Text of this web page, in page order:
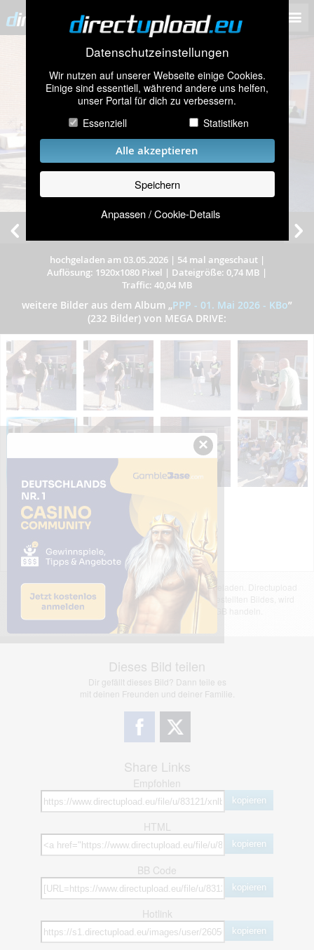
Datenschutzeinstellungen
Wir nutzen auf unserer Webseite einige Cookies.
Einige sind essentiell, während andere uns helfen,
unser Portal für dich zu verbessern.
Essenziell
Statistiken
Alle akzeptieren
Speichern
Anpassen / Cookie-Details
hochgeladen am 03.05.2026| 54 mal angeschaut|
Auflösung: 1920x1080 Pixel | Dateigröße: 0,74 MB |
Traffic: 40,04 MB
weitere Bilder aus dem Album „PPP - 01. Mai 2026 - KBo”
(232 Bilder) von MEGA DRIVE:
Das dargestellte Bild wurde von einem Nutzer hochgeladen. Directupload
übernimmt keinerlei Haftung für den Inhalt des dargestellten Bildes, wird
jedoch bei Verstößen nach §2(3) unserer AGB handeln.
Dieses Bild teilen
Dir gefällt dieses Bild? Dann teile es
mit deinen Freunden und deiner Familie.
Share Links
Empfohlen
kopieren
HTML
kopieren
BB Code
kopieren
Hotlink
kopieren
×